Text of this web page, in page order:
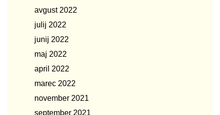
avgust 2022
julij 2022
junij 2022
maj 2022
april 2022
marec 2022
november 2021
september 2021